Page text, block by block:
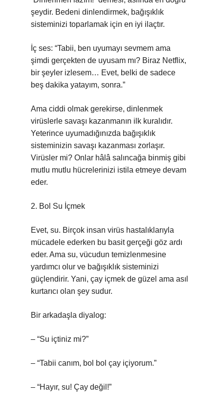
şeydir. Bedeni dinlendirmek, bağışıklık
sisteminizi toparlamak için en iyi ilaçtır.
İç ses: “Tabii, ben uyumayı sevmem ama
şimdi gerçekten de uyusam mı? Biraz Netflix,
bir şeyler izlesem… Evet, belki de sadece
beş dakika yatayım, sonra.”
Ama ciddi olmak gerekirse, dinlenmek
virüslerle savaşı kazanmanın ilk kuralıdır.
Yeterince uyumadığınızda bağışıklık
sisteminizin savaşı kazanması zorlaşır.
Virüsler mi? Onlar hâlâ salıncağa binmiş gibi
mutlu mutlu hücrelerinizi istila etmeye devam
eder.
2. Bol Su İçmek
Evet, su. Birçok insan virüs hastalıklarıyla
mücadele ederken bu basit gerçeği göz ardı
eder. Ama su, vücudun temizlenmesine
yardımcı olur ve bağışıklık sisteminizi
güçlendirir. Yani, çay içmek de güzel ama asıl
kurtarıcı olan şey sudur.
Bir arkadaşla diyalog:
– “Su içtiniz mi?”
– “Tabii canım, bol bol çay içiyorum.”
– “Hayır, su! Çay değil!”